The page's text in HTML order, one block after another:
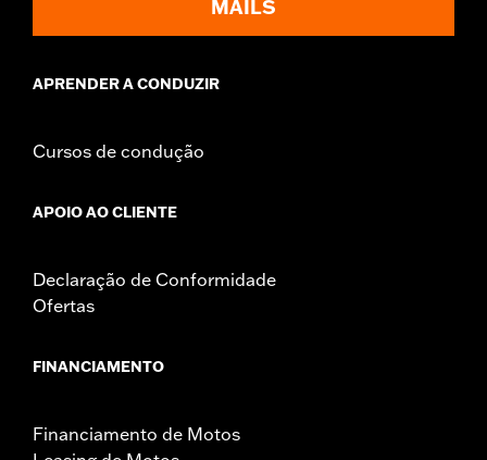
including those that are pollution controlled. See Genuine
Motor Parts and Accessories or Screamin’ Eagle
Eagle Performance products are intended for the
MAILS
APRENDER A CONDUZIR
Cursos de condução
APOIO AO CLIENTE
Declaração de Conformidade
Ofertas
FINANCIAMENTO
Financiamento de Motos